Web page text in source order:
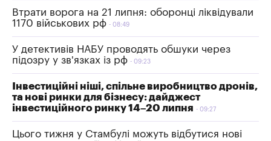
Втрати ворога на 21 липня: оборонці ліквідували
1170 військових рф
08:49
У детективів НАБУ проводять обшуки через
підозру у зв'язках із рф
09:23
Інвестиційні ніші, спільне виробництво дронів,
та нові ринки для бізнесу: дайджест
інвестиційного ринку 14–20 липня
09:27
Цього тижня у Стамбулі можуть відбутися нові